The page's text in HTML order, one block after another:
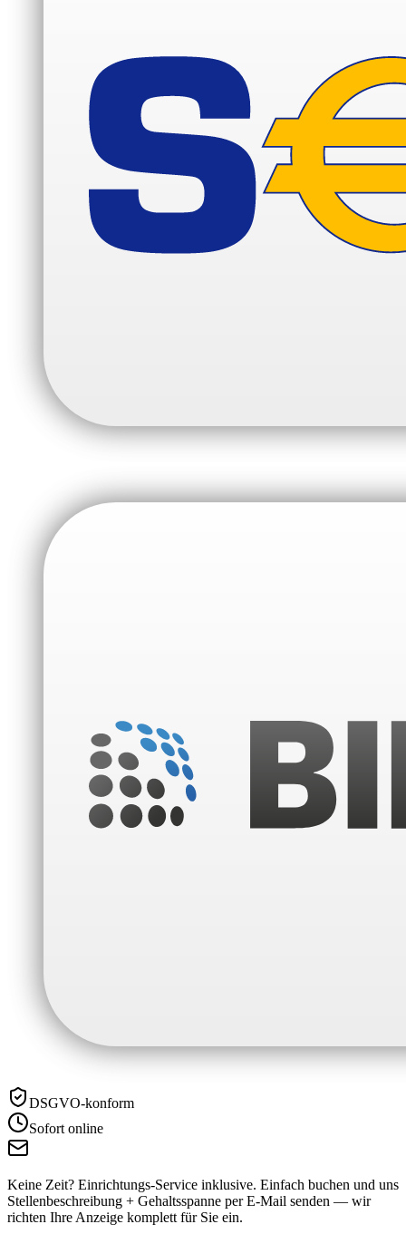
DSGVO-konform
Sofort online
Keine Zeit? Einrichtungs-Service inklusive. Einfach buchen und uns
Stellenbeschreibung + Gehaltsspanne per E-Mail senden — wir
richten Ihre Anzeige komplett für Sie ein.